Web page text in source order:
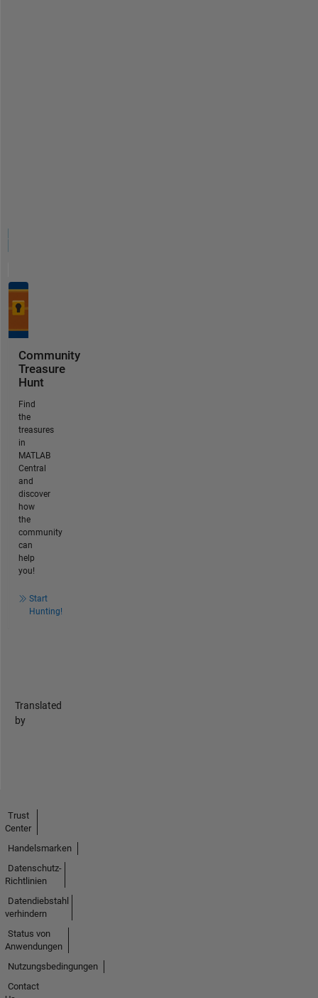
Community
Treasure
Hunt
Find
the
treasures
in
MATLAB
Central
and
discover
how
the
community
can
help
you!
Start
Hunting!
Translated
by
Trust
Center
Handelsmarken
Datenschutz-
Richtlinien
Datendiebstahl
verhindern
Status von
Anwendungen
Nutzungsbedingungen
Contact